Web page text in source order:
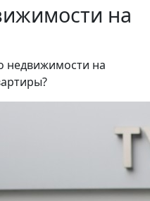
на
недвижимости на